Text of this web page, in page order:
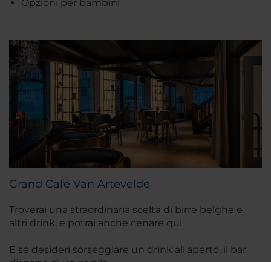
Opzioni per bambini
Grand Café Van Artevelde
Troverai una straordinaria scelta di birre belghe e
altri drink, e potrai anche cenare qui.
E se desideri sorseggiare un drink all'aperto, il bar